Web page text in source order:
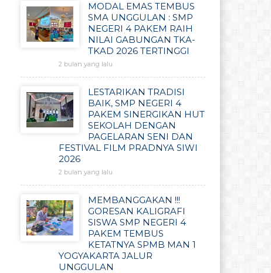
MODAL EMAS TEMBUS
SMA UNGGULAN : SMP
NEGERI 4 PAKEM RAIH
NILAI GABUNGAN TKA-
TKAD 2026 TERTINGGI
2 bulan yang lalu
LESTARIKAN TRADISI
BAIK, SMP NEGERI 4
PAKEM SINERGIKAN HUT
SEKOLAH DENGAN
PAGELARAN SENI DAN
FESTIVAL FILM PRADNYA SIWI
2026
2 bulan yang lalu
MEMBANGGAKAN !!!
GORESAN KALIGRAFI
SISWA SMP NEGERI 4
PAKEM TEMBUS
KETATNYA SPMB MAN 1
YOGYAKARTA JALUR
UNGGULAN